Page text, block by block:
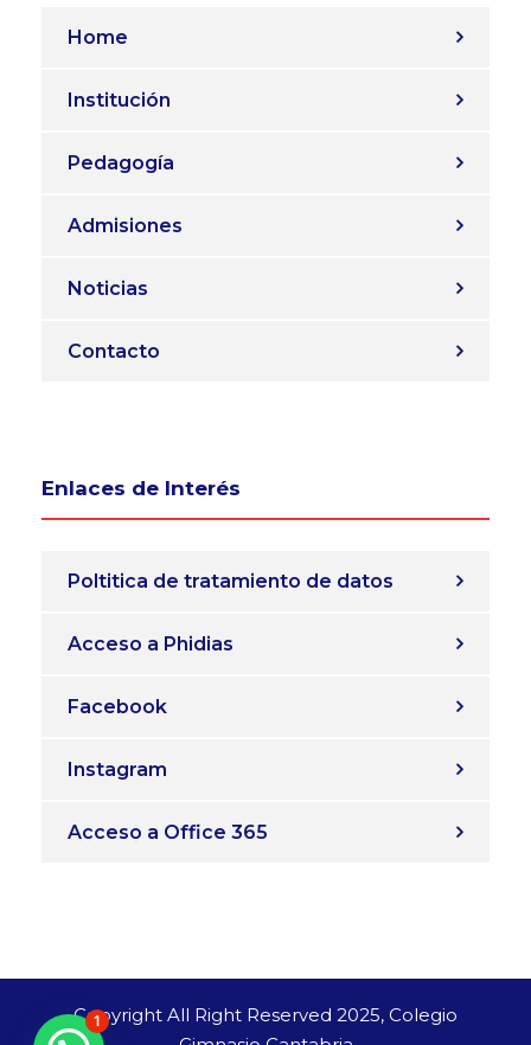
Home
Institución
Pedagogía
Admisiones
Noticias
Contacto
Enlaces de Interés
Poltitica de tratamiento de datos
Acceso a Phidias
Facebook
Instagram
Acceso a Office 365
Copyright All Right Reserved 2025, Colegio
1